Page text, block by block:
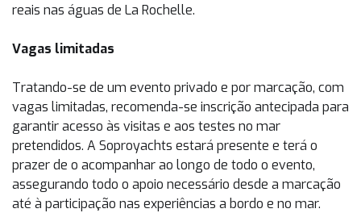
reais nas águas de La Rochelle.
Vagas limitadas
Tratando-se de um evento privado e por marcação, com
vagas limitadas, recomenda-se inscrição antecipada para
garantir acesso às visitas e aos testes no mar
pretendidos. A Soproyachts estará presente e terá o
prazer de o acompanhar ao longo de todo o evento,
assegurando todo o apoio necessário desde a marcação
até à participação nas experiências a bordo e no mar.